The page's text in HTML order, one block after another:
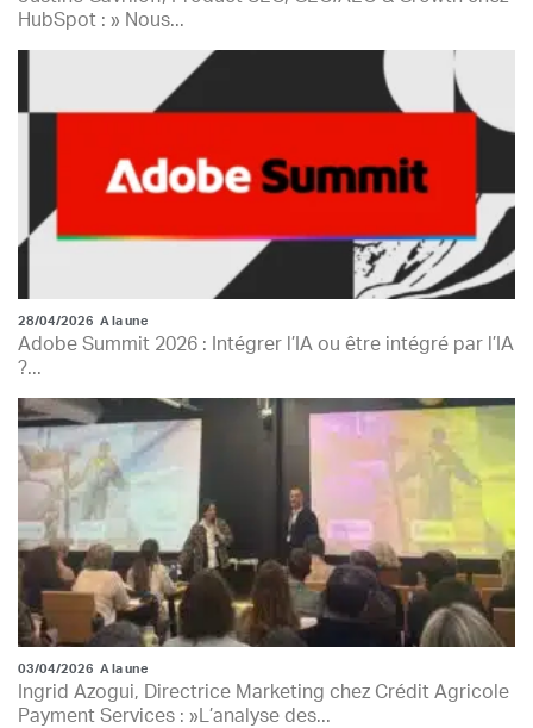
HubSpot : » Nous...
28/04/2026 A la une
Adobe Summit 2026 : Intégrer l’IA ou être intégré par l’IA
?...
03/04/2026 A la une
Ingrid Azogui, Directrice Marketing chez Crédit Agricole
Payment Services : »L’analyse des...